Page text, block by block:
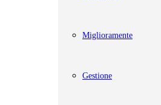
Miglioramente
Gestione